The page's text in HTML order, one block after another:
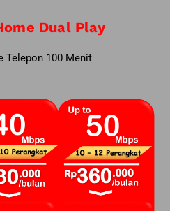
Dual Play
Telepon 100 Menit